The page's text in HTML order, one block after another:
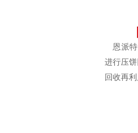
恩派特
进行压
回收再